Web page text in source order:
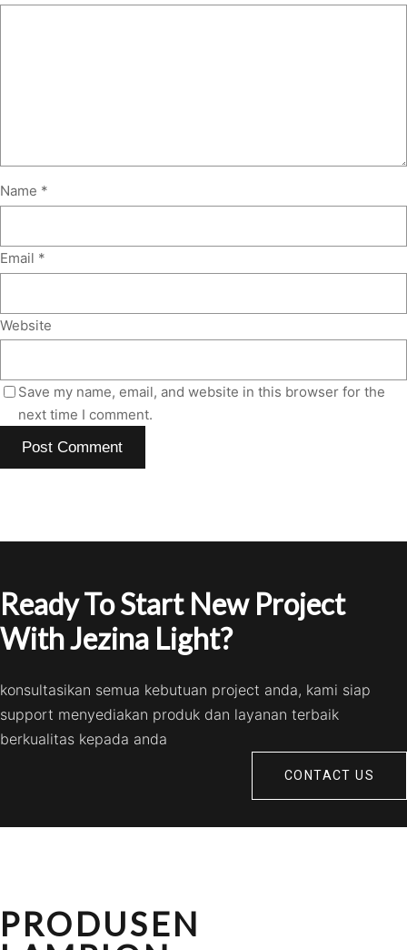
Name *
Email *
Website
Save my name, email, and website in this browser for the
next time I comment.
Ready To Start New Project
With Jezina Light?
konsultasikan semua kebutuan project anda, kami siap
support menyediakan produk dan layanan terbaik
berkualitas kepada anda
CONTACT US
PRODUSEN